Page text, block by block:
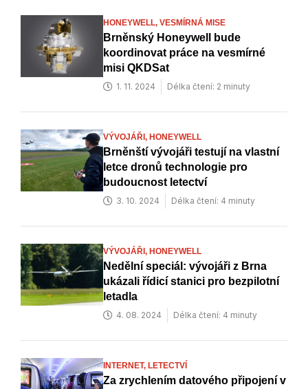
HONEYWELL, VESMÍRNÁ MISE
Brněnský Honeywell bude
koordinovat práce na vesmírné
misi QKDSat
1. 11. 2024 Délka čtení: 2 minuty
VÝVOJÁŘI, HONEYWELL
Brněnští vývojáři testují na vlastní
letce dronů technologie pro
budoucnost letectví
3. 10. 2024 Délka čtení: 4 minuty
VÝVOJÁŘI, HONEYWELL
Nedělní speciál: vývojáři z Brna
ukázali řídicí stanici pro bezpilotní
letadla
4. 08. 2024 Délka čtení: 4 minuty
INTERNET, LETECTVÍ
Za zrychlením datového připojení v